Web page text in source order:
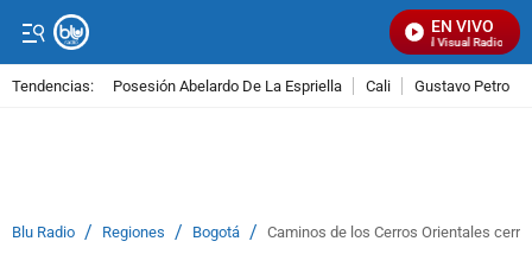
EN VIVO
Señal Visual Radio
Tendencias: Posesión Abelardo De La Espriella Cali Gustavo Petro
Blu Radio / Regiones / Bogotá / Caminos de los Cerros Orientales